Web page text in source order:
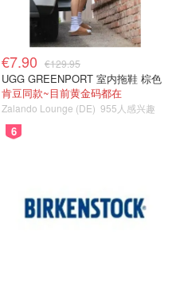
€7.90 €129.95
UGG GREENPORT 室内拖鞋 棕色
肯豆同款~目前黄金码都在
Zalando Lounge (DE) 955人感兴趣
6